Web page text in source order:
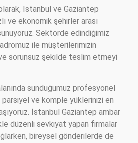
İstanbul ve Gaziantep
ve ekonomik şehirler arası
Sektörde edindiğimiz
ile müşterilerimizin
sorunsuz şekilde teslim etmeyi
sunduğumuz profesyonel
ve komple yüklerinizi en
İstanbul Gaziantep ambar
düzenli sevkiyat yapan firmalar
bireysel gönderilerde de